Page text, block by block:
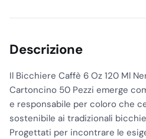
Descrizione
Il Bicchiere Caffè 6 Oz 120 Ml
Cartoncino 50 Pezzi emerge
e responsabile per coloro che
sostenibile ai tradizionali
Progettati per incontrare le